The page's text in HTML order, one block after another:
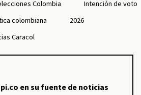
Colombia
Intención de voto
colombiana
2026
Caracol
en su fuente de noticias